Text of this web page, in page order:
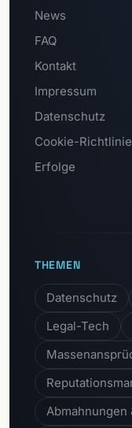
News
FAQ
Kontakt
Impressum
Datenschutz
Cookie-Richtlinie
Erfolge
THEMEN
Datenschutz
Legal-Tech
Abmahnungen